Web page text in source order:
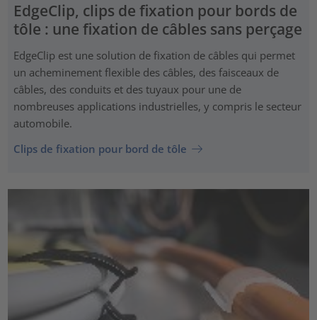
EdgeClip, clips de fixation pour bords de
tôle : une fixation de câbles sans perçage
EdgeClip est une solution de fixation de câbles qui permet
un acheminement flexible des câbles, des faisceaux de
câbles, des conduits et des tuyaux pour une de
nombreuses applications industrielles, y compris le secteur
automobile.
Clips de fixation pour bord de tôle